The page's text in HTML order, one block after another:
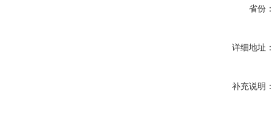
省份
详细地址
补充说明